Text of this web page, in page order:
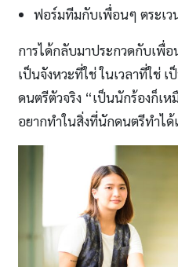
ฟอร์มทีมกับเพื่อนๆ ตระเว
การได้กลับมาประกวดกับเพื่
เป็นจังหวะที่ใช่ ในเวลาที่ใช่
ดนตรีตัวจริง “เป็นนักร้องก็เ
อยากทำในสิ่งที่นักดนตรีทำไ